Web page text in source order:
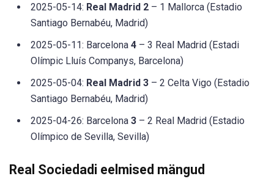
2025-05-14: Real Madrid 2 – 1 Mallorca (Estadio
Santiago Bernabéu, Madrid)
2025-05-11: Barcelona 4 – 3 Real Madrid (Estadi
Olímpic Lluís Companys, Barcelona)
2025-05-04: Real Madrid 3 – 2 Celta Vigo (Estadio
Santiago Bernabéu, Madrid)
2025-04-26: Barcelona 3 – 2 Real Madrid (Estadio
Olímpico de Sevilla, Sevilla)
Real Sociedadi eelmised mängud